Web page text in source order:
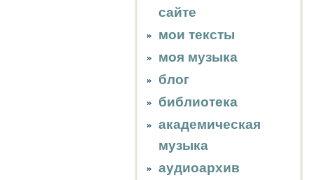
сайте
мои тексты
моя музыка
блог
библиотека
академическая
музыка
аудиоархив